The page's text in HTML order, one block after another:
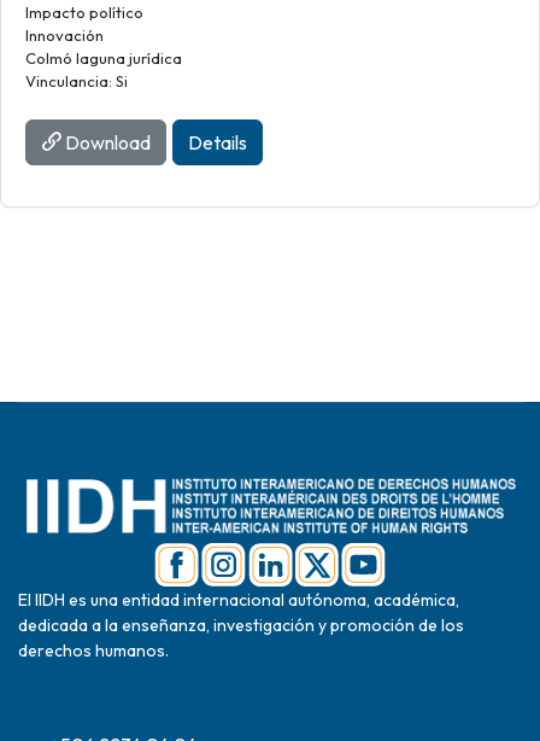
Impacto político
Innovación
Colmó laguna jurídica
Vinculancia: Si
Download Details
El IIDH es una entidad internacional autónoma, académica,
dedicada a la enseñanza, investigación y promoción de los
derechos humanos.